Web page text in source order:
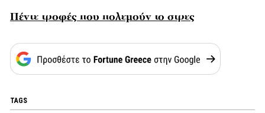
Πέντε τροφές που πολεμούν το στρες
TAGS